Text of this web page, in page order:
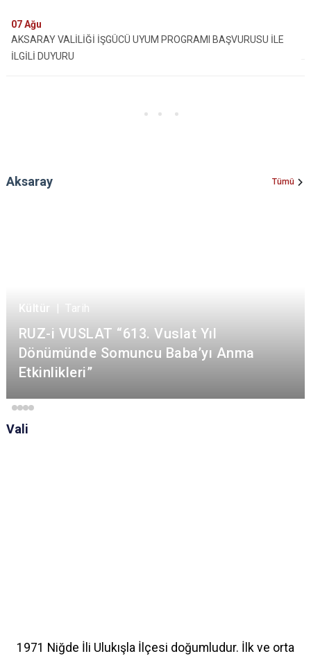
07Ağu
AKSARAY VALİLİĞİ İŞGÜCÜ UYUM PROGRAMI BAŞVURUSU İLE
İLGİLİ DUYURU
Aksaray Tümü
Kültür Tarih
RUZ-i VUSLAT “613. Vuslat Yıl
Dönümünde Somuncu Baba’yı Anma
Etkinlikleri”
Vali
1971 Niğde İli Ulukışla İlçesi doğumludur. İlk ve orta